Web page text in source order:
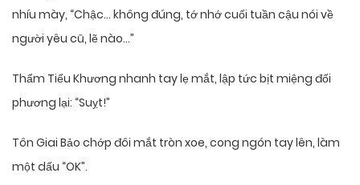
nhíu mày, “Chậc… không đúng, tớ nhớ cuối tuần cậu nói về
người yêu cũ, lẽ nào…”
Thẩm Tiểu Khương nhanh tay lẹ mắt, lập tức bịt miệng đối
phương lại: “Suỵt!”
Tôn Giai Bảo chớp đôi mắt tròn xoe, cong ngón tay lên, làm
một dấu “OK”.